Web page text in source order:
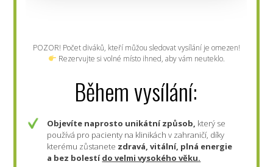
POZOR! Počet diváků, kteří můžou sledovat vysílání je omezen!
Rezervujte si volné místo ihned, aby vám neuteklo.
Během vysílání:
Objevíte naprosto unikátní způsob, který se
používá pro pacienty na klinikách v zahraničí, díky
kterému zůstanete zdravá, vitální, plná energie
a bez bolestído velmi vysokého věku.